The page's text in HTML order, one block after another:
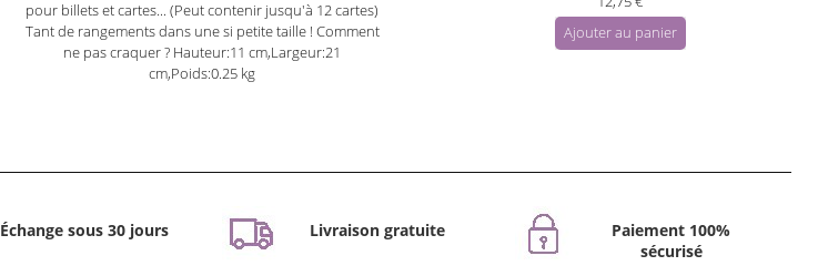
pour billets et cartes... (Peut contenir jusqu'à 12 cartes)
Tant de rangements dans une si petite taille ! Comment
ne pas craquer ? Hauteur:11 cm,Largeur:21
cm,Poids:0.25 kg
Ajouter au panier
Échange sous 30 jours Livraison gratuite
Paiement 100%
sécurisé